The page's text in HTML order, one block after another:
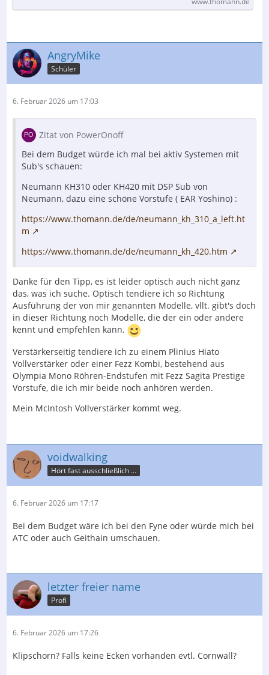
AngryMike
Schüler
6. Februar 2026 um 17:03
Zitat von PowerOnoff
Bei dem Budget würde ich mal bei aktiv Systemen mit
Sub's schauen:
Neumann KH310 oder KH420 mit DSP Sub von
Neumann, dazu eine schöne Vorstufe ( EAR Yoshino) :
https://www.thomann.de/de/neumann_kh_310_a_left.ht
m
https://www.thomann.de/de/neumann_kh_420.htm
Danke für den Tipp, es ist leider optisch auch nicht ganz
das, was ich suche. Optisch tendiere ich so Richtung
Ausführung der von mir genannten Modelle, vllt. gibt's doch
in dieser Richtung noch Modelle, die der ein oder andere
kennt und empfehlen kann.
Verstärkerseitig tendiere ich zu einem Plinius Hiato
Vollverstärker oder einer Fezz Kombi, bestehend aus
Olympia Mono Röhren-Endstufen mit Fezz Sagita Prestige
Vorstufe, die ich mir beide noch anhören werden.
Mein McIntosh Vollverstärker kommt weg.
voidwalking
Hört fast ausschließlich nur Krach
6. Februar 2026 um 17:17
Bei dem Budget wäre ich bei den Fyne oder würde mich bei
ATC oder auch Geithain umschauen.
letzter freier name
Profi
6. Februar 2026 um 17:26
Klipschorn? Falls keine Ecken vorhanden evtl. Cornwall?